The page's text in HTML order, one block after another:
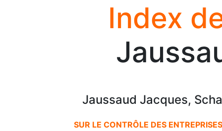
Index
Jaussaud Jacques,
SUR LE CONTRÔLE DES